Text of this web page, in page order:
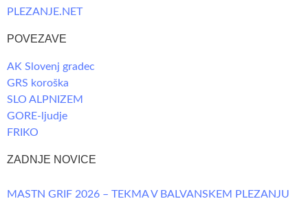
PLEZANJE.NET
POVEZAVE
AK Slovenj gradec
GRS koroška
SLO ALPNIZEM
GORE-ljudje
FRIKO
ZADNJE NOVICE
MASTN GRIF 2026 – TEKMA V BALVANSKEM PLEZANJU